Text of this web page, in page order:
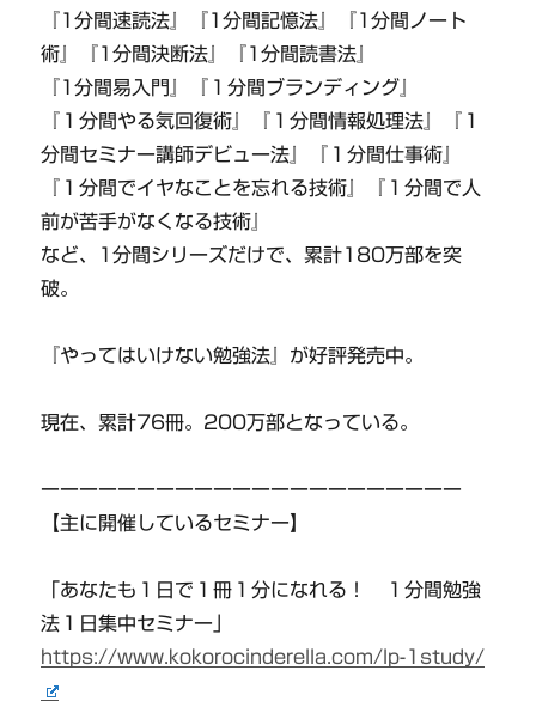
『1分間速読法』『1分間記憶法』『1分間ノート
術』『1分間決断法』『1分間読書法』
『1分間易入門』『１分間ブランディング』
『１分間やる気回復術』『１分間情報処理法』『１
分間セミナー講師デビュー法』『１分間仕事術』
『１分間でイヤなことを忘れる技術』『１分間で人
前が苦手がなくなる技術』
など、1分間シリーズだけで、累計180万部を突
破。
『やってはいけない勉強法』が好評発売中。
現在、累計76冊。200万部となっている。
ーーーーーーーーーーーーーーーーーーーーーー
【主に開催しているセミナー】
「あなたも１日で１冊１分になれる！ １分間勉強
法１日集中セミナー」
https://www.kokorocinderella.com/lp-1study/